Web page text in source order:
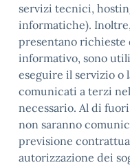
servizi tecnici,
informatiche).
presentano
informativo, sono
eseguire il servizio o
comunicati a terzi
necessario. Al di
non saranno
previsione
autorizzazione dei